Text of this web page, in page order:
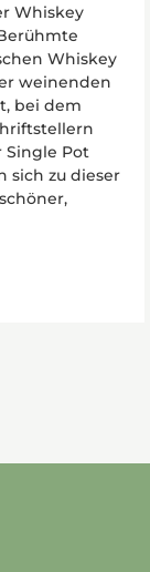
Whiskey
Whiskey
weinenden
bei dem
Single Pot
sich zu dieser